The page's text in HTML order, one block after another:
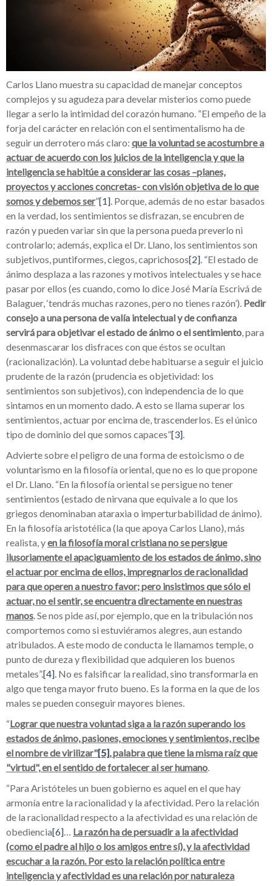
Carlos Llano muestra su capacidad de manejar conceptos
complejos y su agudeza para develar misterios como puede
llegar a serlo la intimidad del corazón humano. “El empeño de la
forja del carácter en relación con el sentimentalismo ha de
seguir un derrotero más claro: que la voluntad se acostumbre a
actuar de acuerdo con los juicios de la inteligencia y que la
inteligencia se habitúe a considerar las cosas –planes,
proyectos y acciones concretas- con visión objetiva de lo que
somos y debemos ser”[1]. Porque, además de no estar basados
en la verdad, los sentimientos se disfrazan, se encubren de
razón y pueden variar sin que la persona pueda preverlo ni
controlarlo; además, explica el Dr. Llano, los sentimientos son
subjetivos, puntiformes, ciegos, caprichosos[2]. “El estado de
ánimo desplaza a las razones y motivos intelectuales y se hace
pasar por ellos (es cuando, como lo dice José María Escrivá de
Balaguer, ‘tendrás muchas razones, pero no tienes razón’). Pedir
consejo a una persona de valía intelectual y de confianza
servirá para objetivar el estado de ánimo o el sentimiento, para
desenmascarar los disfraces con que éstos se ocultan
(racionalización). La voluntad debe habituarse a seguir el juicio
prudente de la razón (prudencia es objetividad: los
sentimientos son subjetivos), con independencia de lo que
sintamos en un momento dado. A esto se llama superar los
sentimientos, actuar por encima de, trascenderlos. Es el único
tipo de dominio del que somos capaces”[3].
Advierte sobre el peligro de una forma de estoicismo o de
voluntarismo en la filosofía oriental, que no es lo que propone
el Dr. Llano. “En la filosofía oriental se persigue no tener
sentimientos (estado de nirvana que equivale a lo que los
griegos denominaban ataraxia o imperturbabilidad de ánimo).
En la filosofía aristotélica (la que apoya Carlos Llano), más
realista, yen la filosofía moral cristiana no se persigue
ilusoriamente el apaciguamiento de los estados de ánimo, sino
el actuar por encima de ellos, impregnarlos de racionalidad
para que operen a nuestro favor; pero insistimos que sólo el
actuar, no el sentir, se encuentra directamente en nuestras
manos. Se nos pide así, por ejemplo, que en la tribulación nos
comportemos como si estuviéramos alegres, aun estando
atribulados. A este modo de conducta le llamamos temple, o
punto de dureza y flexibilidad que adquieren los buenos
metales”.[4]. No es falsificar la realidad, sino transformarla en
algo que tenga mayor fruto bueno. Es la forma en la que de los
males se pueden conseguir mayores bienes.
“Lograr que nuestra voluntad siga a la razón superando los
estados de ánimo, pasiones, emociones y sentimientos, recibe
el nombre de virilizar"[5], palabra que tiene la misma raíz que
"virtud", en el sentido de fortalecer al ser humano.
“Para Aristóteles un buen gobierno es aquel en el que hay
armonía entre la racionalidad y la afectividad. Pero la relación
de la racionalidad respecto a la afectividad es una relación de
obediencia[6]… La razón ha de persuadir a la afectividad
(como el padre al hijo o los amigos entre sí), y la afectividad
escuchar a la razón. Por esto la relación política entre
inteligencia y afectividad es una relación por naturaleza